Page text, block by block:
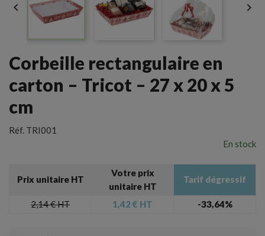
 
Corbeille rectangulaire en
carton – Tricot – 27 x 20 x 5
cm
Réf. TRI001
En stock
Prix unitaire HT
Votre prix
unitaire HT
Tarif dégressif
2,14 €HT 1,42 € HT -33,64%